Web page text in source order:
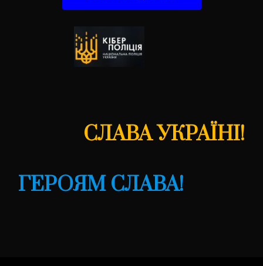
СЛАВА УКРАЇНІ!
ГЕРОЯМ СЛАВА!